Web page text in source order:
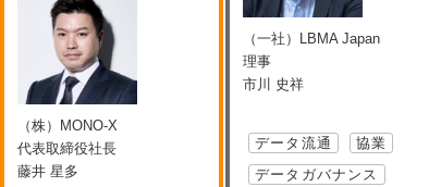
（株）MONO-X
代表取締役社長
藤井 星多
（一社）LBMA Japan
理事
市川 史祥
データ流通
協業
データガバナンス